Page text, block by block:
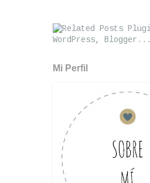
Mi Perfil